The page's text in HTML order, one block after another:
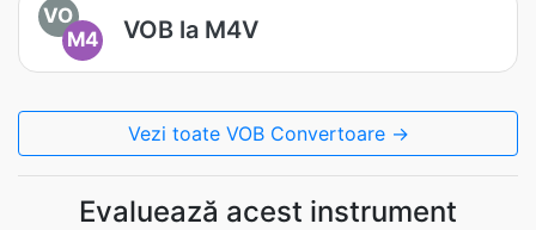
VO
M4
VOB la M4V
Vezi toate VOB Convertoare →
Evaluează acest instrument